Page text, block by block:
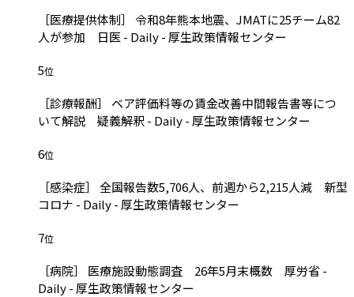
［医療提供体制］ 令和8年熊本地震、JMATに25チーム82
人が参加 日医 - Daily - 厚生政策情報センター
5位
［診療報酬］ ベア評価料等の賃金改善中間報告書等につ
いて解説 疑義解釈 - Daily - 厚生政策情報センター
6位
［感染症］ 全国報告数5,706人、前週から2,215人減 新型
コロナ - Daily - 厚生政策情報センター
7位
［病院］ 医療施設動態調査 26年5月末概数 厚労省 -
Daily - 厚生政策情報センター